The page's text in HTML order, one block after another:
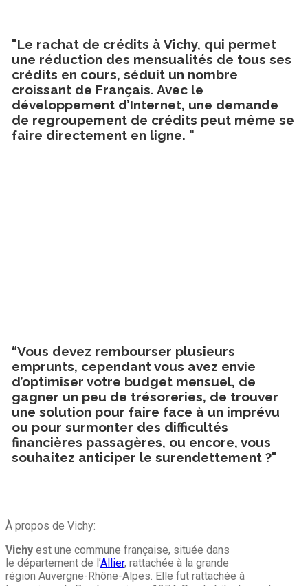
"Le rachat de crédits à Vichy, qui permet
une réduction des mensualités de tous ses
crédits en cours, séduit un nombre
croissant de Français. Avec le
développement d’Internet, une demande
de regroupement de crédits peut même se
faire directement en ligne. "
“Vous devez rembourser plusieurs
emprunts, cependant vous avez envie
d’optimiser votre budget mensuel, de
gagner un peu de trésoreries, de trouver
une solution pour faire face à un imprévu
ou pour surmonter des difficultés
financières passagères, ou encore, vous
souhaitez anticiper le surendettement ?"
À propos de Vichy:
Vichy est une commune française, située dans
le département de l’Allier, rattachée à la grande
région Auvergne-Rhône-Alpes. Elle fut rattachée à